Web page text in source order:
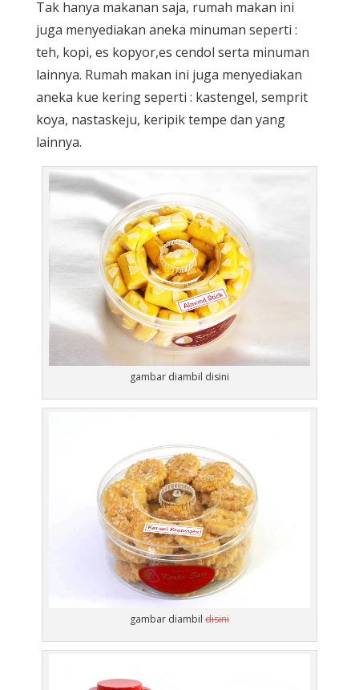
Tak hanya makanan saja, rumah makan ini
juga menyediakan aneka minuman seperti :
teh, kopi, es kopyor,es cendol serta minuman
lainnya. Rumah makan ini juga menyediakan
aneka kue kering seperti : kastengel, semprit
koya, nastaskeju, keripik tempe dan yang
lainnya.
gambar diambil disini
gambar diambil disini